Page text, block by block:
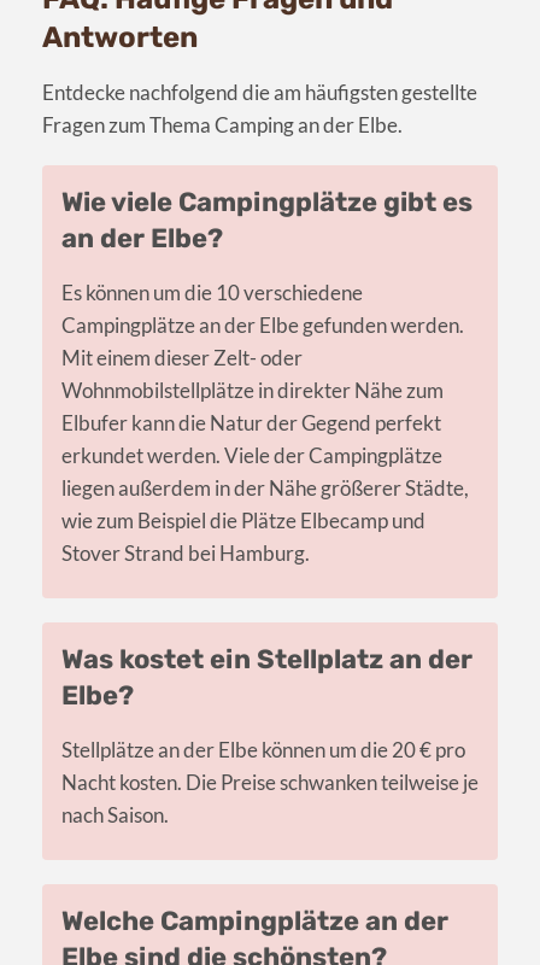
Antworten
Entdecke nachfolgend die am häufigsten gestellte
Fragen zum Thema Camping an der Elbe.
Wie viele Campingplätze gibt es
an der Elbe?
Es können um die 10 verschiedene
Campingplätze an der Elbe gefunden werden.
Mit einem dieser Zelt- oder
Wohnmobilstellplätze in direkter Nähe zum
Elbufer kann die Natur der Gegend perfekt
erkundet werden. Viele der Campingplätze
liegen außerdem in der Nähe größerer Städte,
wie zum Beispiel die Plätze Elbecamp und
Stover Strand bei Hamburg.
Was kostet ein Stellplatz an der
Elbe?
Stellplätze an der Elbe können um die 20 € pro
Nacht kosten. Die Preise schwanken teilweise je
nach Saison.
Welche Campingplätze an der
Elbe sind die schönsten?